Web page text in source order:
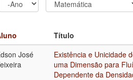
Título
José
Existência e Unicidade
uma Dimensão para
Dependente da